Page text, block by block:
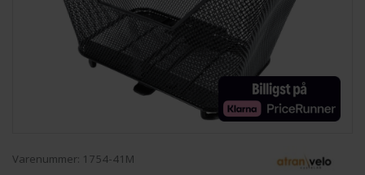
Varenummer: 1754-41M